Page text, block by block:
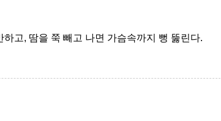
하고, 땀을 쭉 빼고 나면 가슴속까지 뻥 뚫린다.